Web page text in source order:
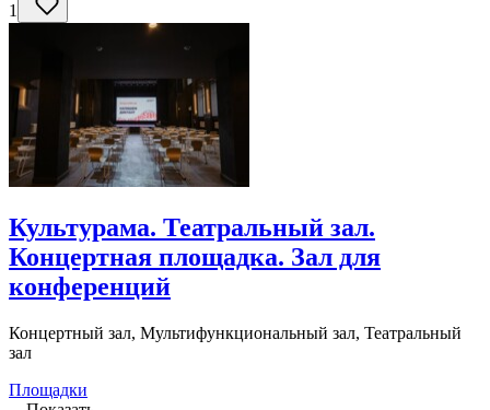
1
Культурама. Театральный зал.
Концертная площадка. Зал для
конференций
Концертный зал, Мультифункциональный зал, Театральный
зал
Площадки